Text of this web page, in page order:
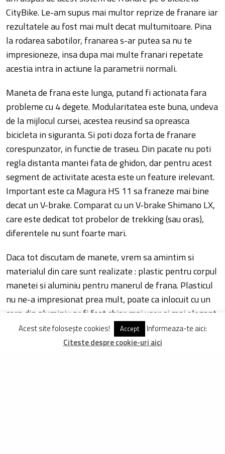
CityBike. Le-am supus mai multor reprize de franare iar
rezultatele au fost mai mult decat multumitoare. Pina
la rodarea sabotilor, franarea s-ar putea sa nu te
impresioneze, insa dupa mai multe franari repetate
acestia intra in actiune la parametrii normali.
Maneta de frana este lunga, putand fi actionata fara
probleme cu 4 degete. Modularitatea este buna, undeva
de la mijlocul cursei, acestea reusind sa opreasca
bicicleta in siguranta. Si poti doza forta de franare
corespunzator, in functie de traseu. Din pacate nu poti
regla distanta mantei fata de ghidon, dar pentru acest
segment de activitate acesta este un feature irelevant.
Important este ca Magura HS 11 sa franeze mai bine
decat un V-brake. Comparat cu un V-brake Shimano LX,
care este dedicat tot probelor de trekking (sau oras),
diferentele nu sunt foarte mari.
Daca tot discutam de manete, vrem sa amintim si
materialul din care sunt realizate : plastic pentru corpul
manetei si aluminiu pentru manerul de frana. Plasticul
nu ne-a impresionat prea mult, poate ca inlocuit cu un
corp din aluminiu ar fi fost chiar mai usor si mai elegant.
Comparate cu Magura HS 33, HS 11 franeaza mai lin si
nu opresc bicicleta atat de brusc. Insa sunt cu
Acest site folosește cookies! Accept
Informeaza-te aici:
Citeste despre cookie-uri aici